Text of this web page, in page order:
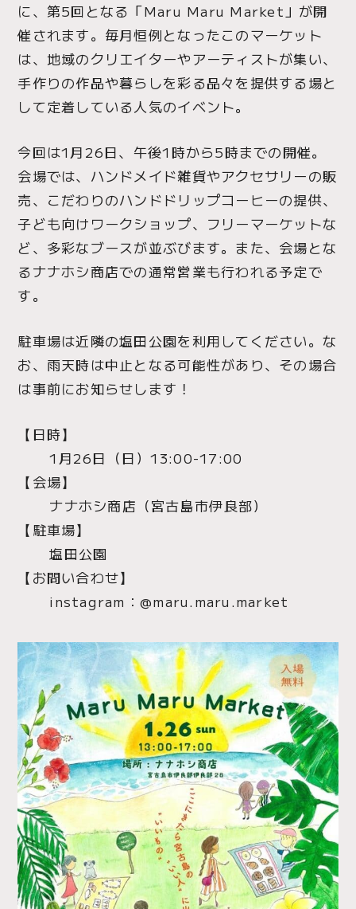
に、第5回となる「Maru Maru Market」が開
催されます。毎月恒例となったこのマーケット
は、地域のクリエイターやアーティストが集い、
手作りの作品や暮らしを彩る品々を提供する場と
して定着している人気のイベント。
今回は1月26日、午後1時から5時までの開催。
会場では、ハンドメイド雑貨やアクセサリーの販
売、こだわりのハンドドリップコーヒーの提供、
子ども向けワークショップ、フリーマーケットな
ど、多彩なブースが並ぶびます。また、会場とな
るナナホシ商店での通常営業も行われる予定で
す。
駐車場は近隣の塩田公園を利用してください。な
お、雨天時は中止となる可能性があり、その場合
は事前にお知らせします！
【日時】
1月26日（日）13:00-17:00
【会場】
ナナホシ商店（宮古島市伊良部）
【駐車場】
塩田公園
【お問い合わせ】
instagram：@maru.maru.market